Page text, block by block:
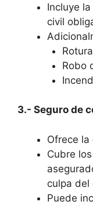
Incluye
civil
Robo
3.- Seguro de
Ofrece
Cubre
culpa del
Puede